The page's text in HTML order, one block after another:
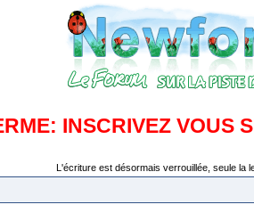
INSCRIVEZ VOUS
L'écriture est désormais verrouillée, seule la